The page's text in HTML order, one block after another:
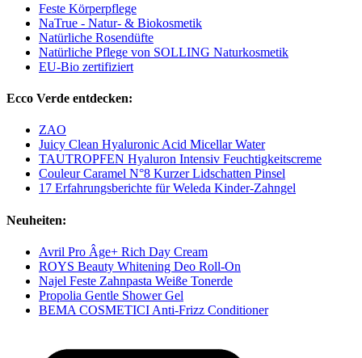
Feste Körperpflege
NaTrue - Natur- & Biokosmetik
Natürliche Rosendüfte
Natürliche Pflege von SOLLING Naturkosmetik
EU-Bio zertifiziert
Ecco Verde entdecken:
ZAO
Juicy Clean Hyaluronic Acid Micellar Water
TAUTROPFEN Hyaluron Intensiv Feuchtigkeitscreme
Couleur Caramel N°8 Kurzer Lidschatten Pinsel
17 Erfahrungsberichte für Weleda Kinder-Zahngel
Neuheiten:
Avril Pro Âge+ Rich Day Cream
ROYS Beauty Whitening Deo Roll-On
Najel Feste Zahnpasta Weiße Tonerde
Propolia Gentle Shower Gel
BEMA COSMETICI Anti-Frizz Conditioner